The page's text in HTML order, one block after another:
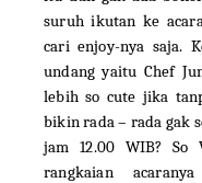
suruh ikutan ke
cari enjoy-nya saja.
undang yaitu Chef
lebih so cute jika
bikin rada – rada gak
jam 12.00 WIB? So
rangkaian